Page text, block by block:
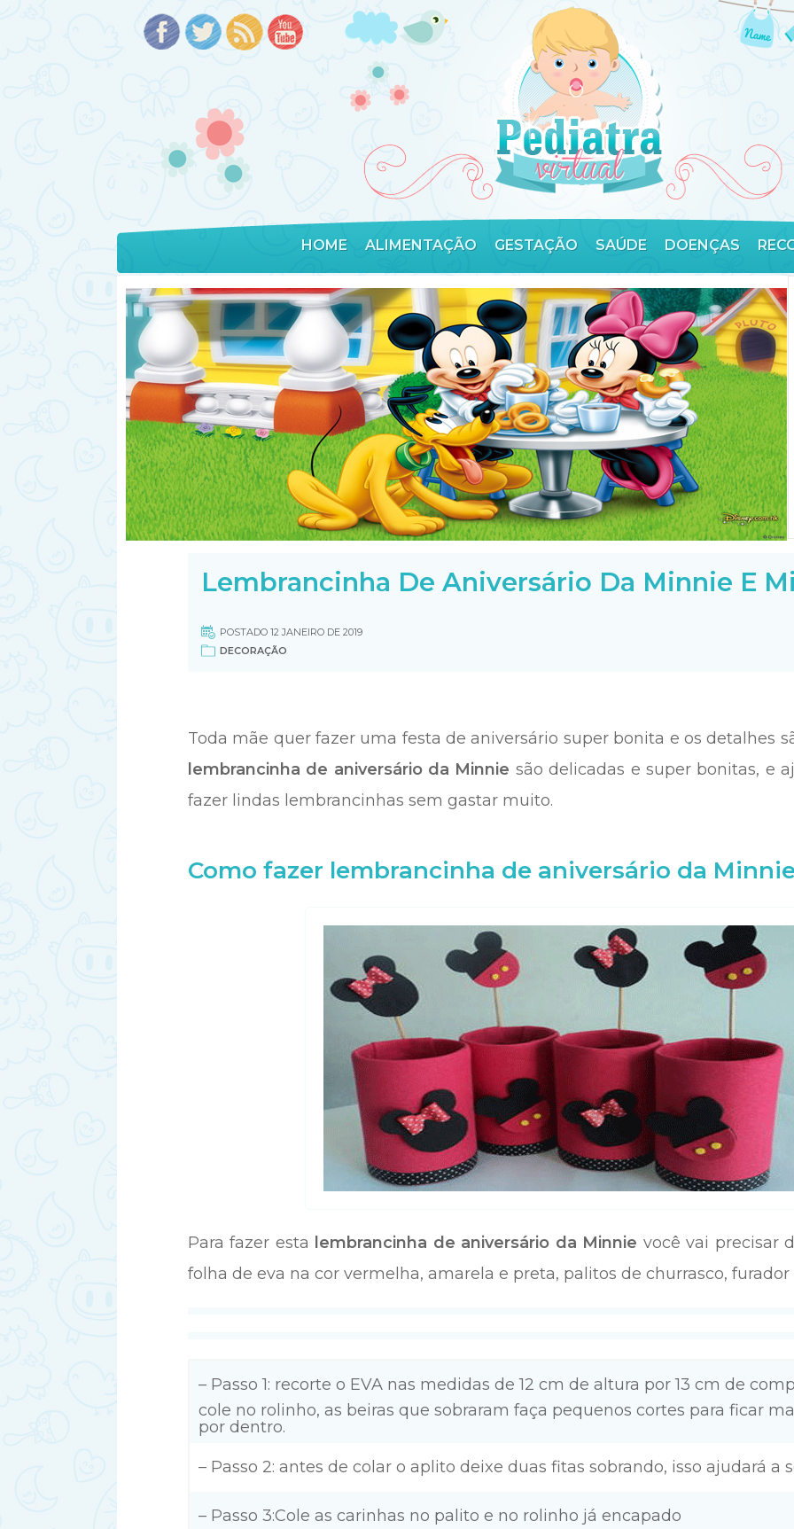
HOME ALIMENTAÇÃO GESTAÇÃO SAÚDE DOENÇAS
Lembrancinha De Aniversário Da Minnie E
POSTADO 12 JANEIRO DE 2019
DECORAÇÃO
Toda mãe quer fazer uma festa de aniversário super bonita e os detalhes
lembrancinha de aniversário da Minnie são delicadas e super bonitas, e
fazer lindas lembrancinhas sem gastar muito.
Como fazer lembrancinha de aniversário da
Para fazer esta lembrancinha de aniversário da Minnie você vai precisar
folha de eva na cor vermelha, amarela e preta, palitos de churrasco, furador
– Passo 1: recorte o EVA nas medidas de 12 cm de altura por 13 cm de
cole no rolinho, as beiras que sobraram faça pequenos cortes para ficar
por dentro.
– Passo 2: antes de colar o aplito deixe duas fitas sobrando, isso ajudará a
– Passo 3:Cole as carinhas no palito e no rolinho já encapado